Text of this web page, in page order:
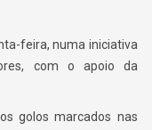
feira, numa iniciativa
com o apoio da
golos marcados nas